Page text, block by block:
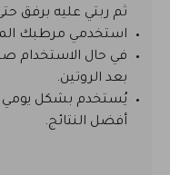
ثم ربتي عليه برفق
استخدمي مرطبك
في حال الاستخدام
بعد الروتين.
يُستخدم بشكل يومي
أفضل النتائج.